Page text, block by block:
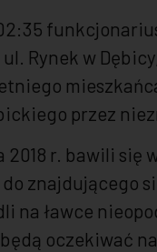
Rynek w
przez
2018 r. bawili
znajdującego
na ławce
oczekiwać